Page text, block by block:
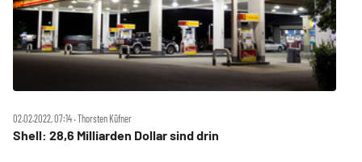
02.02.2022, 07:14 ‧ Thorsten Küfner
Shell: 28,6 Milliarden Dollar sind drin